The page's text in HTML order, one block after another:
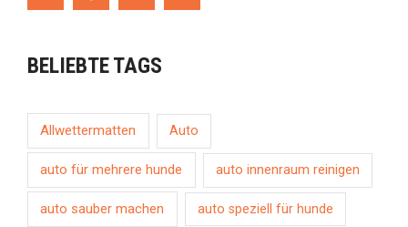
BELIEBTE TAGS
Allwettermatten Auto
auto für mehrere hunde auto innenraum reinigen
auto sauber machen auto speziell für hunde